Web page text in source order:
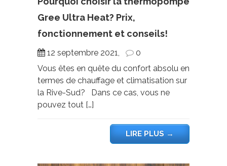
Gree Ultra Heat? Prix,
fonctionnement et conseils!
12 septembre 2021,
0
Vous êtes en quête du confort absolu en
termes de chauffage et climatisation sur
la Rive-Sud? Dans ce cas, vous ne
pouvez tout […]
LIRE PLUS→